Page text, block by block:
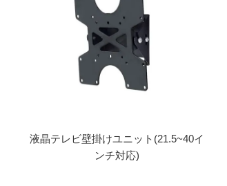
液晶テレビ壁掛けユニット(21.5~40イ
ンチ対応)